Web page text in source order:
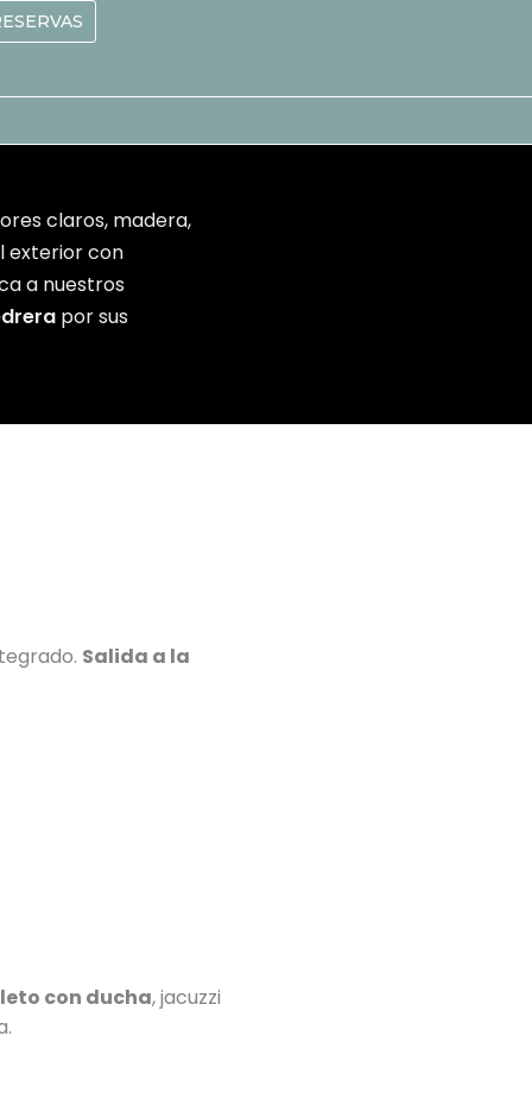
claros, madera,
exterior con
a nuestros
por sus
Salida a la
con ducha, jacuzzi